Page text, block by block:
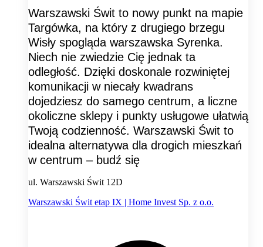
Warszawski Świt to nowy punkt na mapie
Targówka, na który z drugiego brzegu
Wisły spogląda warszawska Syrenka.
Niech nie zwiedzie Cię jednak ta
odległość. Dzięki doskonale rozwiniętej
komunikacji w niecały kwadrans
dojedziesz do samego centrum, a liczne
okoliczne sklepy i punkty usługowe ułatwią
Twoją codzienność. Warszawski Świt to
idealna alternatywa dla drogich mieszkań
w centrum – budź się
ul. Warszawski Świt 12D
Warszawski Świt etap IX | Home Invest Sp. z o.o.